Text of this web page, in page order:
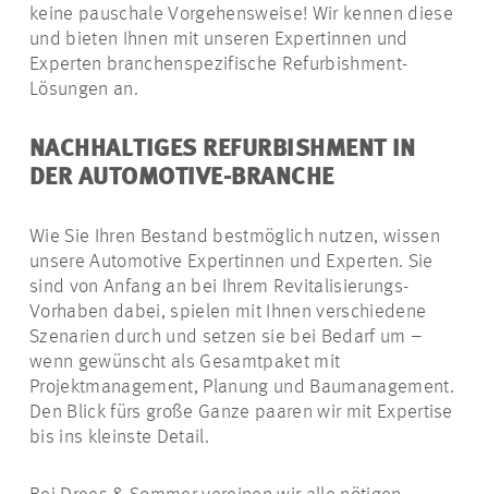
keine pauschale Vorgehensweise! Wir kennen diese
und bieten Ihnen mit unseren Expertinnen und
Experten branchenspezifische Refurbishment-
Lösungen an.
NACHHALTIGES REFURBISHMENT IN
DER AUTOMOTIVE-BRANCHE
Wie Sie Ihren Bestand bestmöglich nutzen, wissen
unsere Automotive Expertinnen und Experten. Sie
sind von Anfang an bei Ihrem Revitalisierungs-
Vorhaben dabei, spielen mit Ihnen verschiedene
Szenarien durch und setzen sie bei Bedarf um –
wenn gewünscht als Gesamtpaket mit
Projektmanagement, Planung und Baumanagement.
Den Blick fürs große Ganze paaren wir mit Expertise
bis ins kleinste Detail.